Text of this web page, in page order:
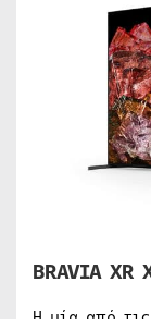
BRAVIA XR